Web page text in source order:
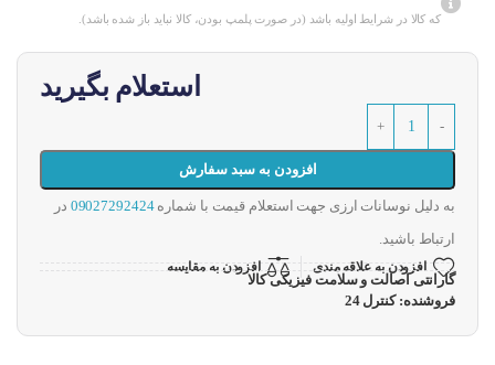
که کالا در شرایط اولیه باشد (در صورت پلمپ بودن، کالا نباید باز شده باشد).
استعلام بگیرید
افزودن به سبد سفارش
به دلیل نوسانات ارزی جهت استعلام قیمت با شماره09027292424 در
ارتباط باشید.
افزودن به علاقه مندی افزودن به مقایسه
گارانتی اصالت و سلامت فیزیکی کالا
فروشنده: کنترل 24